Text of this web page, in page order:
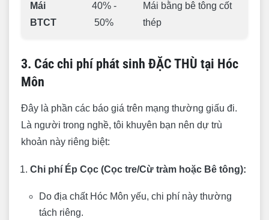
Mái
BTCT
40% -
50%
Mái bằng bê tông cốt
thép
3. Các chi phí phát sinh ĐẶC THÙ tại Hóc
Môn
Đây là phần các báo giá trên mạng thường giấu đi.
Là người trong nghề, tôi khuyên bạn nên dự trù
khoản này riêng biệt:
Chi phí Ép Cọc (Cọc tre/Cừ tràm hoặc Bê tông):
Do địa chất Hóc Môn yếu, chi phí này thường
tách riêng.